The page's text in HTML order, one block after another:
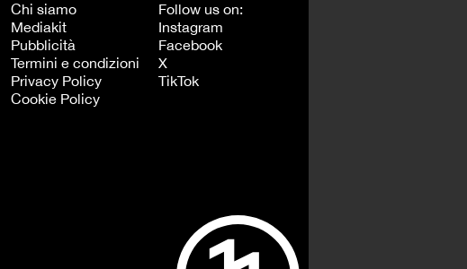
Chi siamo
Mediakit
Pubblicità
Termini e condizioni
Privacy Policy
Cookie Policy
Follow us on:
Instagram
Facebook
X
TikTok